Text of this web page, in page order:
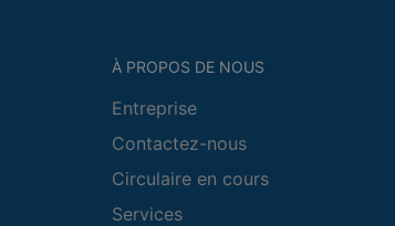
À PROPOS DE NOUS
Entreprise
Contactez-nous
Circulaire en cours
Services